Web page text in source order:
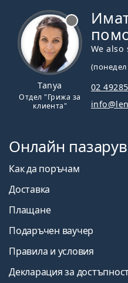
Tanya
Отдел "Грижа за
клиента"
We also
02
Онлайн
Как да поръчам
Доставка
Плащане
Подаръчен ваучер
Правила и условия
Декларация за